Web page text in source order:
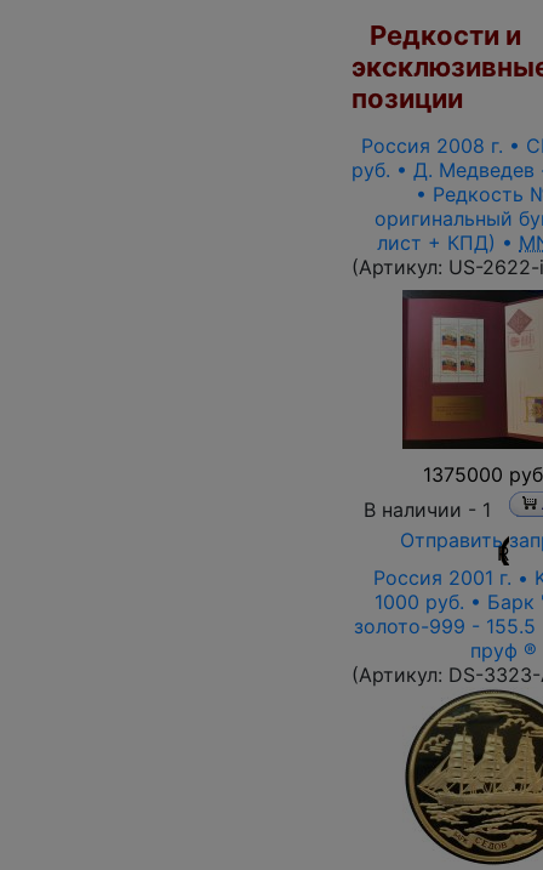
Редкости и
позиции
Россия 2008 г. •
руб. • Д. Медведев
• Редкость
оригинальный
лист + КПД) •
(Артикул: US-
1375000
В наличии - 1
Отправить
R
Россия 2001 г. •
1000 руб. • Барк
золото-999 - 155.5
пруф ®
(Артикул: DS-